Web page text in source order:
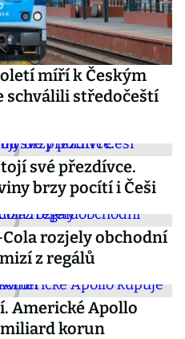
míří k Českým
schválili středočeští
své přezdívce.
brzy pocítí i Češi
rozjely obchodní
z regálů
Americké Apollo
miliard korun